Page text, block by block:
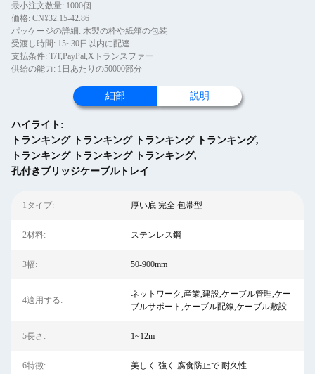
最小注文数量: 1000個
価格: CN¥32.15-42.86
パッケージの詳細: 木製の枠や紙箱の包装
受渡し時間: 15~30日以内に配達
支払条件: T/T,PayPal,Xトランスファー
供給の能力: 1日あたりの50000部分
細部 説明
ハイライト:
トランキング トランキング トランキング トランキング,
トランキング トランキング トランキング,
孔付きブリッジケーブルトレイ
1タイプ: 厚い底 完全 包帯型
2材料: ステンレス鋼
3幅: 50-900mm
4適用する:
ネットワーク,産業,建設,ケーブル管理,ケー
ブルサポート,ケーブル配線,ケーブル敷設
5長さ: 1~12m
6特徴: 美しく 強く 腐食防止で 耐久性